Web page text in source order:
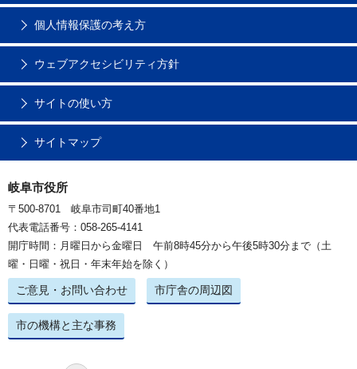
個人情報保護の考え方
ウェブアクセシビリティ方針
サイトの使い方
サイトマップ
岐阜市役所
〒500-8701 岐阜市司町40番地1
代表電話番号：058-265-4141
開庁時間：月曜日から金曜日 午前8時45分から午後5時30分まで（土
曜・日曜・祝日・年末年始を除く）
ご意見・お問い合わせ 市庁舎の周辺図
市の機構と主な事務